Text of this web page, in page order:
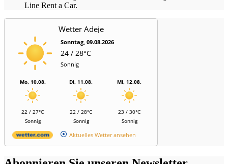
Line Rent a Car.
Wetter Adeje
Sonntag, 09.08.2026
24 / 28°C
Sonnig
Mo, 10.08.
22 / 27°C
Sonnig
Di, 11.08.
22 / 28°C
Sonnig
Mi, 12.08.
23 / 30°C
Sonnig
Aktuelles Wetter ansehen